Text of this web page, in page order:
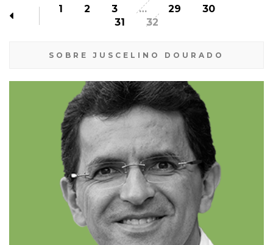
1 2 3 … 29
30
31
32
SOBRE JUSCELINO DOURADO